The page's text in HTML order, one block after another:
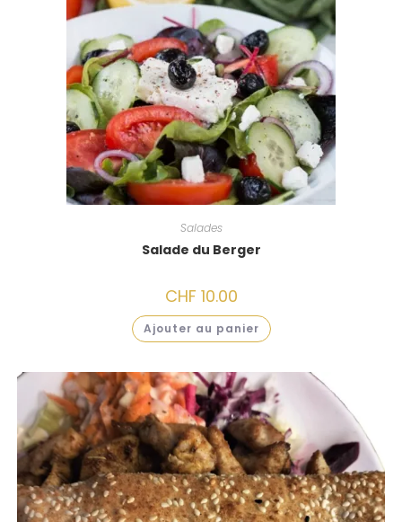
Salades
Salade du Berger
CHF 10.00
Ajouter au panier